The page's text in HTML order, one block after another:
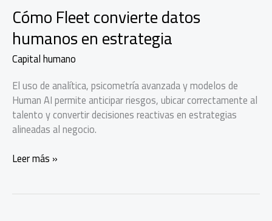
Cómo Fleet convierte datos
humanos en estrategia
Capital humano
El uso de analítica, psicometría avanzada y modelos de
Human AI permite anticipar riesgos, ubicar correctamente al
talento y convertir decisiones reactivas en estrategias
alineadas al negocio.
Cómo
Leer más »